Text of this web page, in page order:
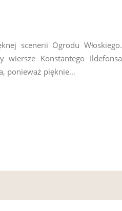
scenerii Ogrodu Włoskiego.
wiersze Konstantego Ildefonsa
ponieważ pięknie…